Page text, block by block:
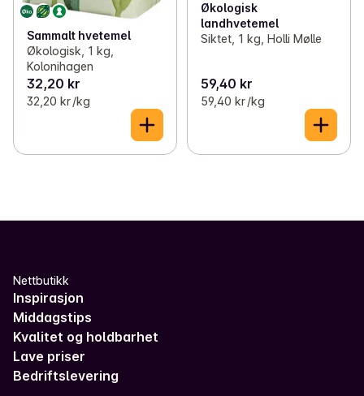
Sammalt hvetemel
Økologisk, 1 kg,
Kolonihagen
32,20 kr
32,20 kr /kg
Økologisk
landhvetemel
Siktet, 1 kg, Holli Mølle
59,40 kr
59,40 kr /kg
Nettbutikk
Inspirasjon
Middagstips
Kvalitet og holdbarhet
Lave priser
Bedriftslevering